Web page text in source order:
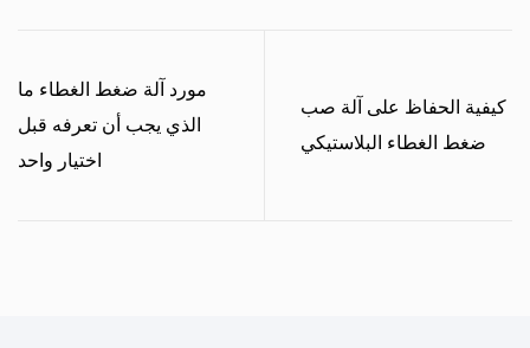
مورد آلة ضغط الغطاء ما
الذي يجب أن تعرفه قبل
اختيار واحد
كيفية الحفاظ على آلة صب
ضغط الغطاء البلاستيكي